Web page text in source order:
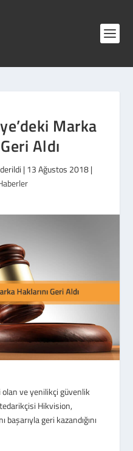
Marka
Aldı
|13 Ağustos 2018|
ve yenilikçi güvenlik
Hikvision,
geri kazandığını